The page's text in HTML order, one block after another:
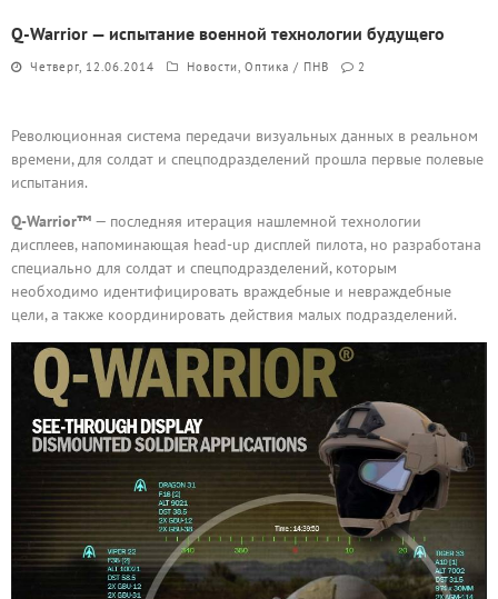
Q-Warrior — испытание военной технологии будущего
Четверг, 12.06.2014 Новости Оптика / ПНВ 2
Революционная система передачи визуальных данных в реальном
времени, для солдат и спецподразделений прошла первые полевые
испытания.
Q-Warrior™ — последняя итерация нашлемной технологии
дисплеев, напоминающая head-up дисплей пилота, но разработана
специально для солдат и спецподразделений, которым
необходимо идентифицировать враждебные и невраждебные
цели, а также координировать действия малых подразделений.